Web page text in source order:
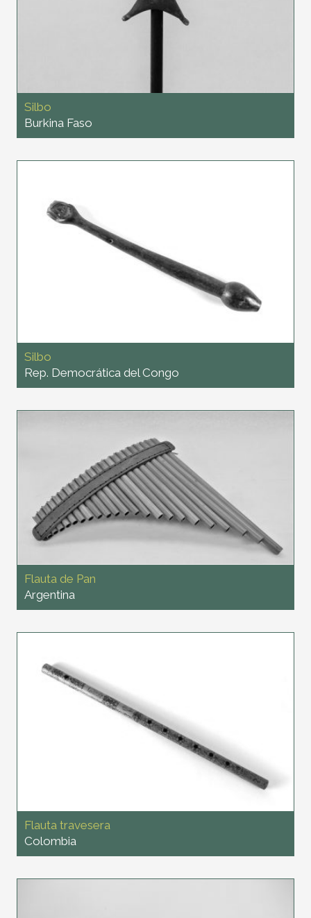
Silbo
Burkina Faso
Silbo
Rep. Democrática del Congo
Flauta de Pan
Argentina
Flauta travesera
Colombia